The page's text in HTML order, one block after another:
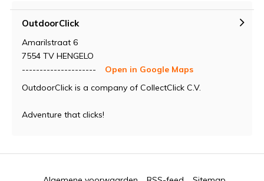
OutdoorClick
Amarilstraat 6
7554 TV HENGELO
---------------------
Open in Google Maps
OutdoorClick is a company of CollectClick C.V.
Adventure that clicks!